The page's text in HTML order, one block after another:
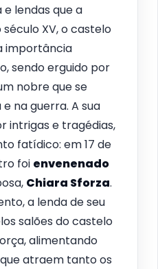
lendas que a
XV, o castelo
importância
sendo erguido por
nobre que se
na guerra. A sua
intrigas e tragédias,
fatídico: em 17 de
foi envenenado
Chiara Sforza.
a lenda de seu
salões do castelo
alimentando
atraem tanto os